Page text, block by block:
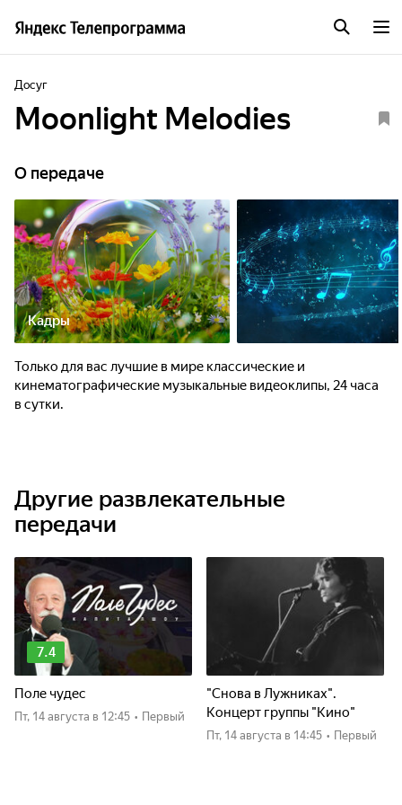
Досуг
Moonlight Melodies
О передаче
Кадры
Только для вас лучшие в мире классические и
кинематографические музыкальные видеоклипы, 24 часа
в сутки.
Другие развлекательные
передачи
7.4
Поле чудес
пт, 14 августа в 12:45 • Первый
"Снова в Лужниках".
Концерт группы "Кино"
пт, 14 августа в 14:45 • Первый